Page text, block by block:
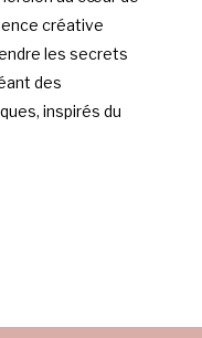
créative
les secrets
des
inspirés du